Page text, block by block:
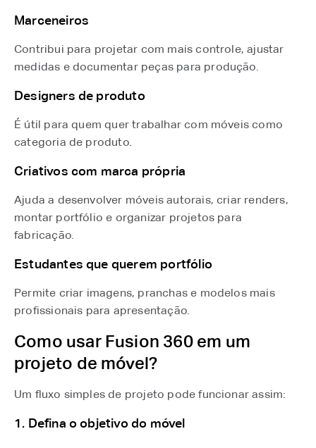
Marceneiros
Contribui para projetar com mais controle, ajustar
medidas e documentar peças para produção.
Designers de produto
É útil para quem quer trabalhar com móveis como
categoria de produto.
Criativos com marca própria
Ajuda a desenvolver móveis autorais, criar renders,
montar portfólio e organizar projetos para
fabricação.
Estudantes que querem portfólio
Permite criar imagens, pranchas e modelos mais
profissionais para apresentação.
Como usar Fusion 360 em um
projeto de móvel?
Um fluxo simples de projeto pode funcionar assim:
1. Defina o objetivo do móvel